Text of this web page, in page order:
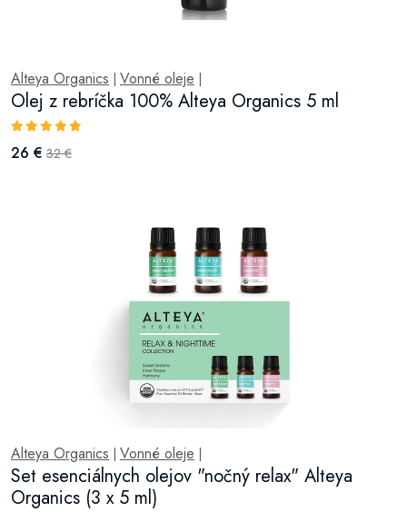
Alteya Organics Vonné oleje
Olej z rebríčka 100% Alteya Organics 5 ml
26 € 32 €
Alteya Organics Vonné oleje
Set esenciálnych olejov "nočný relax" Alteya
Organics (3 x 5 ml)